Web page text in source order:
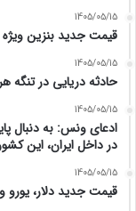
1405/05/15
قیمت جدید بنزین ویژه
1405/05/15
حادثه دریایی در تنگه
1405/05/15
ادعای ونس: به دنبال
در داخل ایران، این
1405/05/15
قیمت جدید دلار، یورو و سایر ارزها